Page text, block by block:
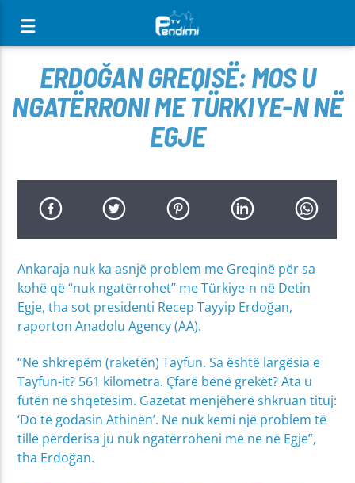
ERDOĞAN GREQISË: MOS U
NGATËRRONI ME TÜRKIYE-N NË
EGJE
Ankaraja nuk ka asnjë problem me Greqinë për sa
kohë që “nuk ngatërrohet” me Türkiye-n në Detin
Egje, tha sot presidenti Recep Tayyip Erdoğan,
raporton Anadolu Agency (AA).
“Ne shkrepëm (raketën) Tayfun. Sa është largësia e
Tayfun-it? 561 kilometra. Çfarë bënë grekët? Ata u
futën në shqetësim. Gazetat menjëherë shkruan tituj:
‘Do të godasin Athinën’. Ne nuk kemi një problem të
tillë përderisa ju nuk ngatërroheni me ne në Egje”,
tha Erdoğan.